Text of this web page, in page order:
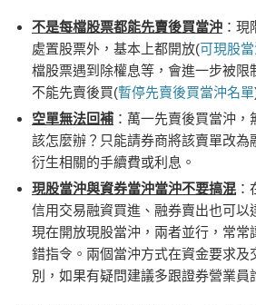
不是每檔股票都能先賣後買當沖 ：
處置股票外，基本上都開放(可現股
檔股票遇到除權息等，會進一步被限
不能先賣後買(暫停先賣後買當沖名單
空單無法回補 ：萬一先賣後買當沖，
該怎麼辦？只能請券商將該賣單改為
衍生相關的手續費或利息。
現股當沖與資券當沖當沖不要搞混
信用交易融資買進、融券賣出也可以
現在開放現股當沖，兩者並行，常常
錯指令。兩個當沖方式在資金要求及
別，如果有疑問建議多跟證券營業員